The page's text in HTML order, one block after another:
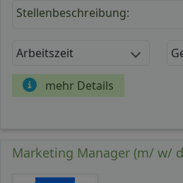
Stellenbeschreibung:
Arbeitszeit
mehr Details
Marketing Manager (m/ w/